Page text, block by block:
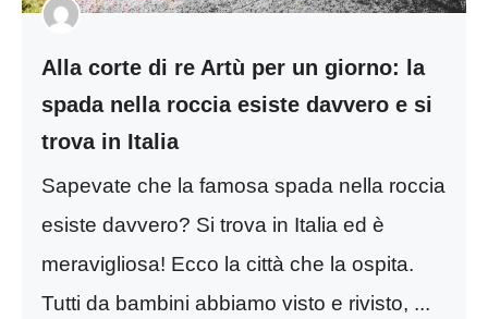
Alla corte di re Artù per un giorno: la
spada nella roccia esiste davvero e si
trova in Italia
Sapevate che la famosa spada nella roccia
esiste davvero? Si trova in Italia ed è
meravigliosa! Ecco la città che la ospita.
Tutti da bambini abbiamo visto e rivisto, ...